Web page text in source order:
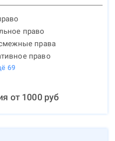
право
права
право
69
от 1000руб